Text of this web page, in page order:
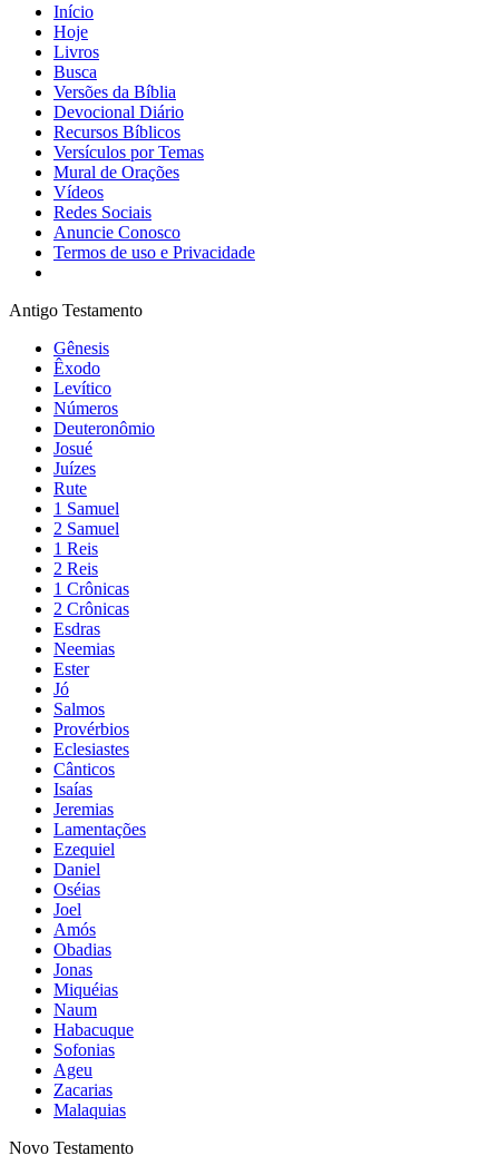
Início
Hoje
Livros
Busca
Versões da Bíblia
Devocional Diário
Recursos Bíblicos
Versículos por Temas
Mural de Orações
Vídeos
Redes Sociais
Anuncie Conosco
Termos de uso e Privacidade
Antigo Testamento
Gênesis
Êxodo
Levítico
Números
Deuteronômio
Josué
Juízes
Rute
1 Samuel
2 Samuel
1 Reis
2 Reis
1 Crônicas
2 Crônicas
Esdras
Neemias
Ester
Jó
Salmos
Provérbios
Eclesiastes
Cânticos
Isaías
Jeremias
Lamentações
Ezequiel
Daniel
Oséias
Joel
Amós
Obadias
Jonas
Miquéias
Naum
Habacuque
Sofonias
Ageu
Zacarias
Malaquias
Novo Testamento